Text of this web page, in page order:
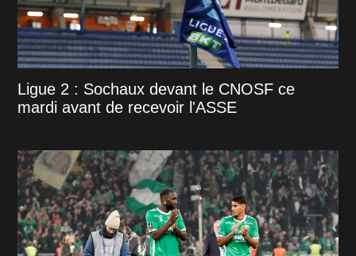
Ligue 2 : Sochaux devant le CNOSF ce
mardi avant de recevoir l'ASSE